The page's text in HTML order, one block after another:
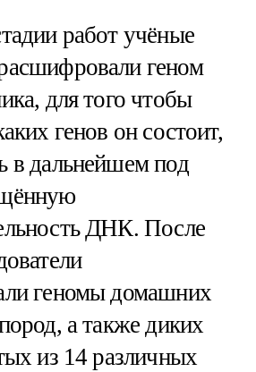
работ учёные
геном
для того чтобы
генов он состоит,
в дальнейшем под
ДНК. После
геномы домашних
а также диких
из 14 различных